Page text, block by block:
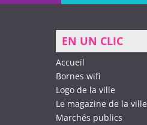
EN UN CLIC
Accueil
Bornes wifi
Logo de la ville
Le magazine de la ville
Marchés publics